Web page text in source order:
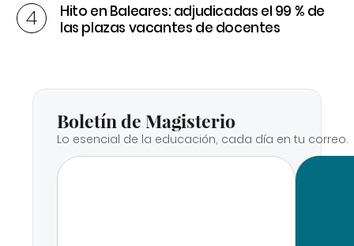
Hito en Baleares: adjudicadas el 99 % de
las plazas vacantes de docentes
Boletín de Magisterio
Lo esencial de la educación, cada día en tu correo.